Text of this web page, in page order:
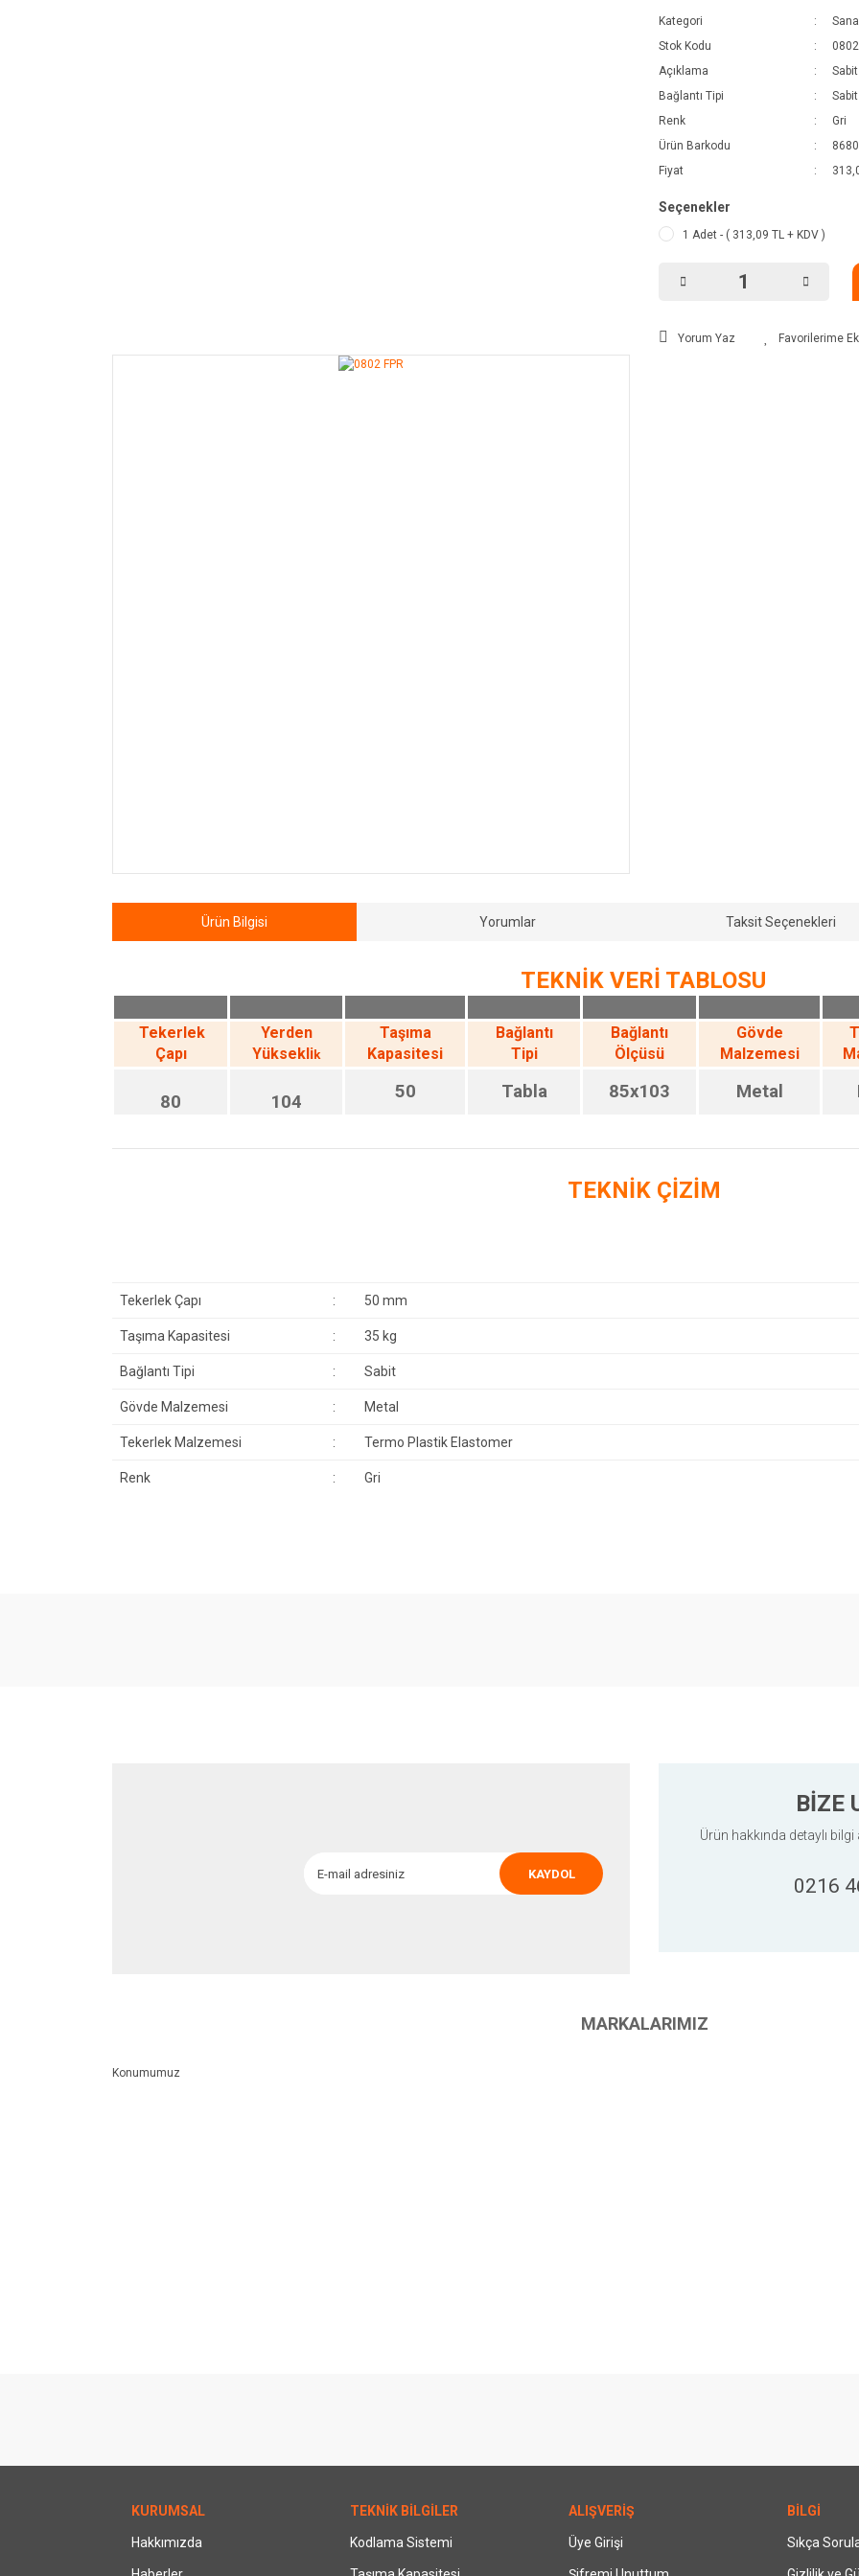
Kategori
Stok Kodu
Açıklama
Bağlantı Tipi
Sabit
Renk
Gri
Ürün Barkodu
Fiyat
Seçenekler
1 Adet - ( 313,09 TL + KDV )
Yorum Yaz
Ürün Bilgisi Yorumlar Taksit Seçenekleri
TEKNİK VERİ TABLOSU
Tekerlek
Çapı
Yerden
Yükseklik
Taşıma
Kapasitesi
Bağlantı
Tipi
Bağlantı
Ölçüsü
Gövde
Malzemesi
80 104 50 Tabla 85x103 Metal
TEKNİK ÇİZİM
Tekerlek Çapı : 50 mm
Taşıma Kapasitesi : 35 kg
Bağlantı Tipi : Sabit
Gövde Malzemesi : Metal
Tekerlek Malzemesi : Termo Plastik Elastomer
Renk : Gri
KAYDOL
BİZE
Ürün hakkında detaylı
0216
MARKALARIMIZ
Konumumuz
KURUMSAL
Hakkımızda
TEKNİK BİLGİLER
Kodlama Sistemi
ALIŞVERİŞ
Üye Girişi
BİLGİ
Sıkça